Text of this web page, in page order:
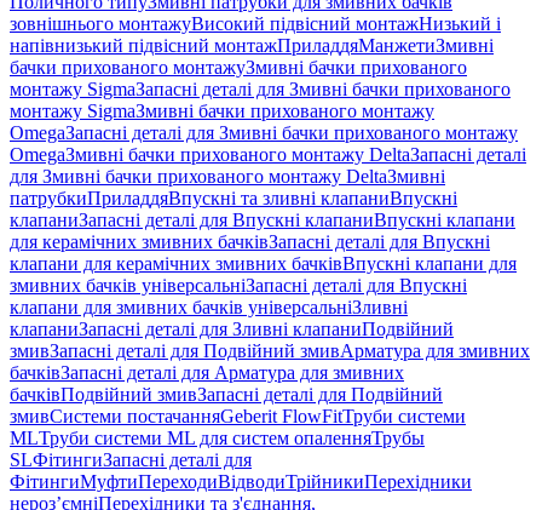
зовнішнього монтажуВисокий підвісний монтажНизький і
напівнизький підвісний монтажПриладдяМанжетиЗмивні
бачки прихованого монтажуЗмивні бачки прихованого
монтажу SigmaЗапасні деталі для Змивні бачки прихованого
монтажу SigmaЗмивні бачки прихованого монтажу
OmegaЗапасні деталі для Змивні бачки прихованого монтажу
OmegaЗмивні бачки прихованого монтажу DeltaЗапасні деталі
для Змивні бачки прихованого монтажу DeltaЗмивні
патрубкиПриладдяВпускні та зливні клапаниВпускні
клапаниЗапасні деталі для Впускні клапаниВпускні клапани
для керамічних змивних бачківЗапасні деталі для Впускні
клапани для керамічних змивних бачківВпускні клапани для
змивних бачків універсальніЗапасні деталі для Впускні
клапани для змивних бачків універсальніЗливні
клапаниЗапасні деталі для Зливні клапаниПодвійний
змивЗапасні деталі для Подвійний змивАрматура для змивних
бачкiвЗапасні деталі для Арматура для змивних
бачкiвПодвійний змивЗапасні деталі для Подвійний
змивСистеми постачанняGeberit FlowFitТруби системи
MLТруби системи ML для систем опаленняТрубы
SLФітингиЗапасні деталі для
ФітингиМуфтиПереходиВідводиТрійникиПерехідники
нероз’ємніПерехідники та з'єднання,